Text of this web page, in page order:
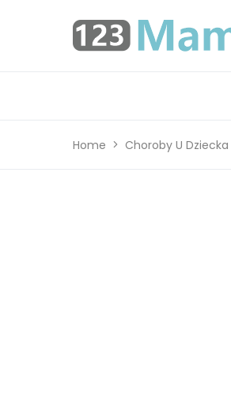
Home Choroby U Dziecka